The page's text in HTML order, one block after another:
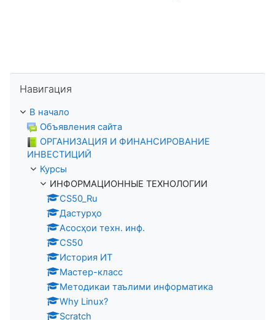
Навигация
В начало
Объявления сайта
ОРГАНИЗАЦИЯ И ФИНАНСИРОВАНИЕ
ИНВЕСТИЦИЙ
Курсы
ИНФОРМАЦИОННЫЕ ТЕХНОЛОГИИ
CS50_Ru
Дастурҳо
Асосҳои техн. инф.
CS50
История ИТ
Мастер-класс
Методикаи таълими информатика
Why Linux?
Scratch